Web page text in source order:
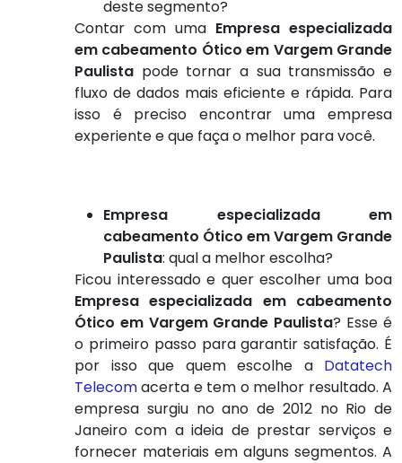
deste segmento?
Contar com uma Empresa especializada
em cabeamento Ótico em Vargem Grande
Paulista pode tornar a sua transmissão e
fluxo de dados mais eficiente e rápida. Para
isso é preciso encontrar uma empresa
experiente e que faça o melhor para você.
Empresa especializada em
cabeamento Ótico em Vargem Grande
Paulista: qual a melhor escolha?
Ficou interessado e quer escolher uma boa
Empresa especializada em cabeamento
Ótico em Vargem Grande Paulista? Esse é
o primeiro passo para garantir satisfação. É
por isso que quem escolhe a Datatech
Telecomacerta e tem o melhor resultado. A
empresa surgiu no ano de 2012 no Rio de
Janeiro com a ideia de prestar serviços e
fornecer materiais em alguns segmentos. A